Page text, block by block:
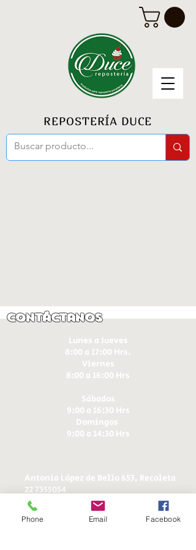
REPOSTERÍA DUCE
Contáctanos
Lunes a Jueves
8:00 a 17:00 Hrs.
Viernes
8:00 a 16:00 Hrs​
Sábados
9:00 a 16:30 Hrs
Domingos
9:00 a 14:30 Hrs
Antonia López de Bello 653, Recoleta
22 7355054
22 7375725
+56 9 75224598
ducereposteria@gmail.com
Phone Email Facebook